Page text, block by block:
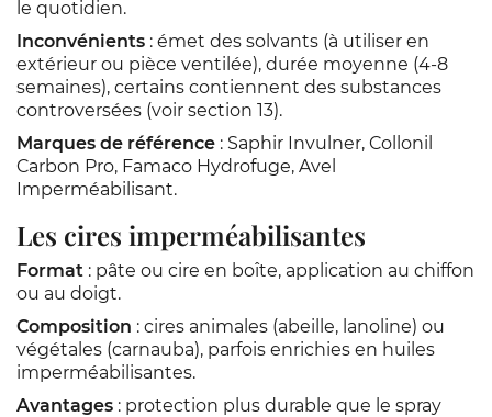
le quotidien.
Inconvénients : émet des solvants (à utiliser en
extérieur ou pièce ventilée), durée moyenne (4-8
semaines), certains contiennent des substances
controversées (voir section 13).
Marques de référence : Saphir Invulner, Collonil
Carbon Pro, Famaco Hydrofuge, Avel
Imperméabilisant.
Les cires imperméabilisantes
Format : pâte ou cire en boîte, application au chiffon
ou au doigt.
Composition : cires animales (abeille, lanoline) ou
végétales (carnauba), parfois enrichies en huiles
imperméabilisantes.
Avantages : protection plus durable que le spray